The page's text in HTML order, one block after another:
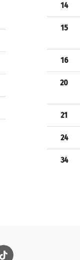
14
15
16
20
21
24
34